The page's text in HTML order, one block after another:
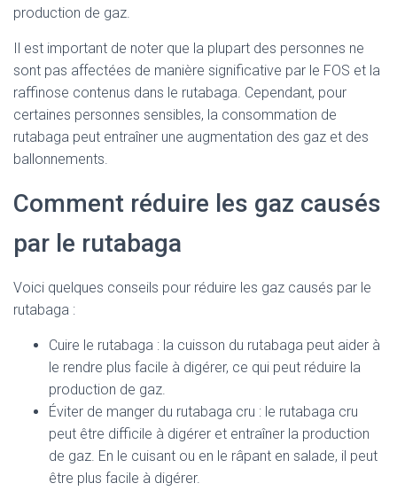
production de gaz.
Il est important de noter que la plupart des personnes ne
sont pas affectées de manière significative par le FOS et la
raffinose contenus dans le rutabaga. Cependant, pour
certaines personnes sensibles, la consommation de
rutabaga peut entraîner une augmentation des gaz et des
ballonnements.
Comment réduire les gaz causés
par le rutabaga
Voici quelques conseils pour réduire les gaz causés par le
rutabaga :
Cuire le rutabaga : la cuisson du rutabaga peut aider à
le rendre plus facile à digérer, ce qui peut réduire la
production de gaz.
Éviter de manger du rutabaga cru : le rutabaga cru
peut être difficile à digérer et entraîner la production
de gaz. En le cuisant ou en le râpant en salade, il peut
être plus facile à digérer.